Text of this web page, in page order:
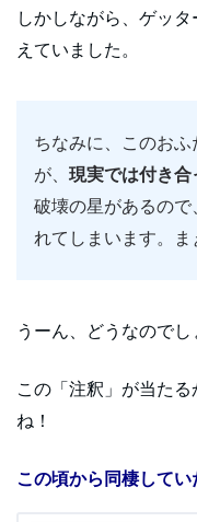
しかしながら、ゲッ
えていました。
ちなみに、このお
が、 現実では付き合
破壊の星があるの
れてしまいます。ま
うーん、どうなのでし
この「注釈」が当た
ね！
この頃から同棲してい